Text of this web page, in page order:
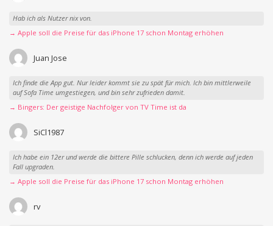
Hab ich als Nutzer nix von.
→ Apple soll die Preise für das iPhone 17 schon Montag erhöhen
Juan Jose
Ich finde die App gut. Nur leider kommt sie zu spät für mich. Ich bin mittlerweile
auf Sofa Time umgestiegen, und bin sehr zufrieden damit.
→ Bingers: Der geistige Nachfolger von TV Time ist da
SiCl1987
Ich habe ein 12er und werde die bittere Pille schlucken, denn ich werde auf jeden
Fall upgraden.
→ Apple soll die Preise für das iPhone 17 schon Montag erhöhen
rv